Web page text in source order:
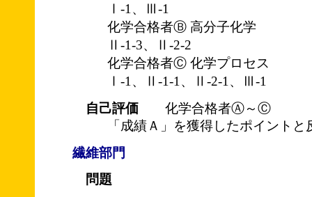
Ⅰ-1、Ⅲ-1
化学合格者Ⓑ 高分子化学
Ⅱ-1-3、Ⅱ-2-2
化学合格者Ⓒ 化学プロセス
Ⅰ-1、Ⅱ-1-1、Ⅱ-2-1、Ⅲ-1
自己評価 化学合格者Ⓐ～Ⓒ
「成績Ａ」を獲得したポイントと
繊維部門
問題